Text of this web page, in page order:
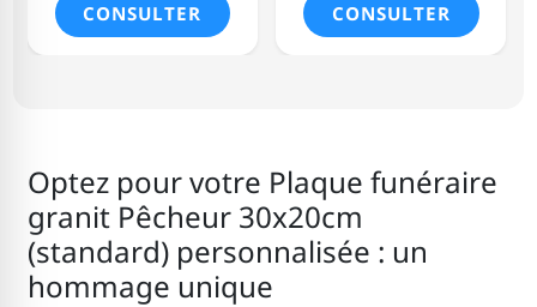
CONSULTER CONSULTER
Optez pour votre Plaque funéraire
granit Pêcheur 30x20cm
(standard) personnalisée : un
hommage unique